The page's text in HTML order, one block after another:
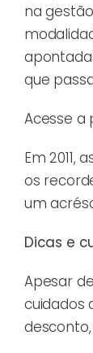
na
que
Acesse a
Em 2011,
os
um
Dicas e
Apesar
cuidados
desconto,